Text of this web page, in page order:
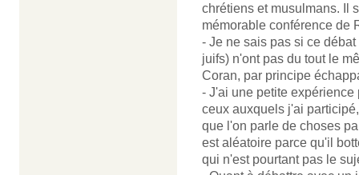
chrétiens et musulmans. Il
mémorable conférence de
- Je ne sais pas si ce
juifs) n'ont pas du tout le
Coran, par principe
- J'ai une petite
ceux auxquels j'ai
que l'on parle de choses
est aléatoire parce qu'il
qui n'est pourtant pas le